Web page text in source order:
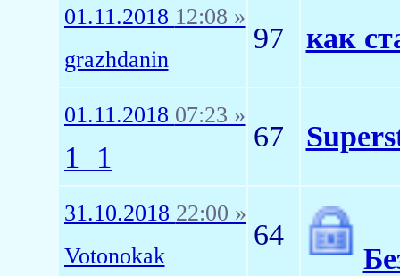
01.11.2018 12:08 »
grazhdanin
97 как
01.11.2018 07:23 »
1_1
67
31.10.2018 22:00 »
Votonokak
64